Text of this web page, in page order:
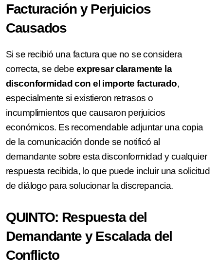
Facturación y Perjuicios
Causados
Si se recibió una factura que no se considera
correcta, se debe expresar claramente la
disconformidad con el importe facturado,
especialmente si existieron retrasos o
incumplimientos que causaron perjuicios
económicos. Es recomendable adjuntar una copia
de la comunicación donde se notificó al
demandante sobre esta disconformidad y cualquier
respuesta recibida, lo que puede incluir una solicitud
de diálogo para solucionar la discrepancia.
QUINTO: Respuesta del
Demandante y Escalada del
Conflicto